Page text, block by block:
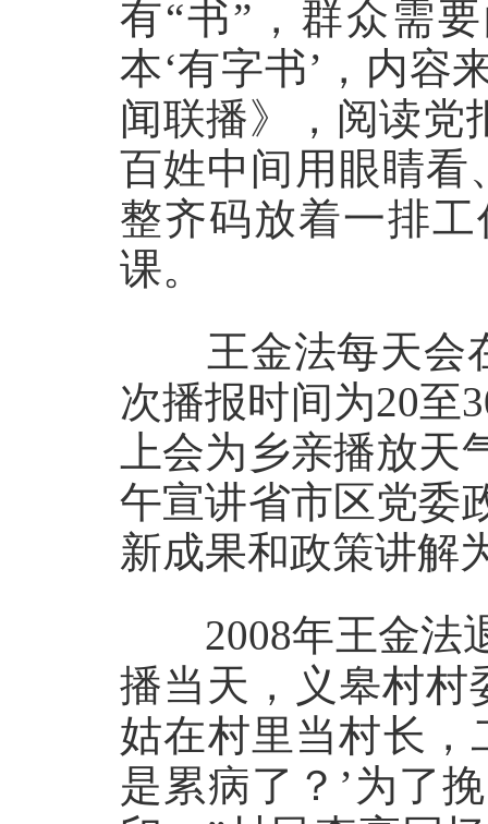
有“书”，群众需
本‘有字书’，内容
闻联播》，阅读党
百姓中间用眼睛看
整齐码放着一排
课。
王金法每天会在
次播报时间为20至
上会为乡亲播放
午宣讲省市区党委
新成果和政策讲解
2008年王金法退
播当天，义皋村村
姑在村里当村长，
是累病了？’为了